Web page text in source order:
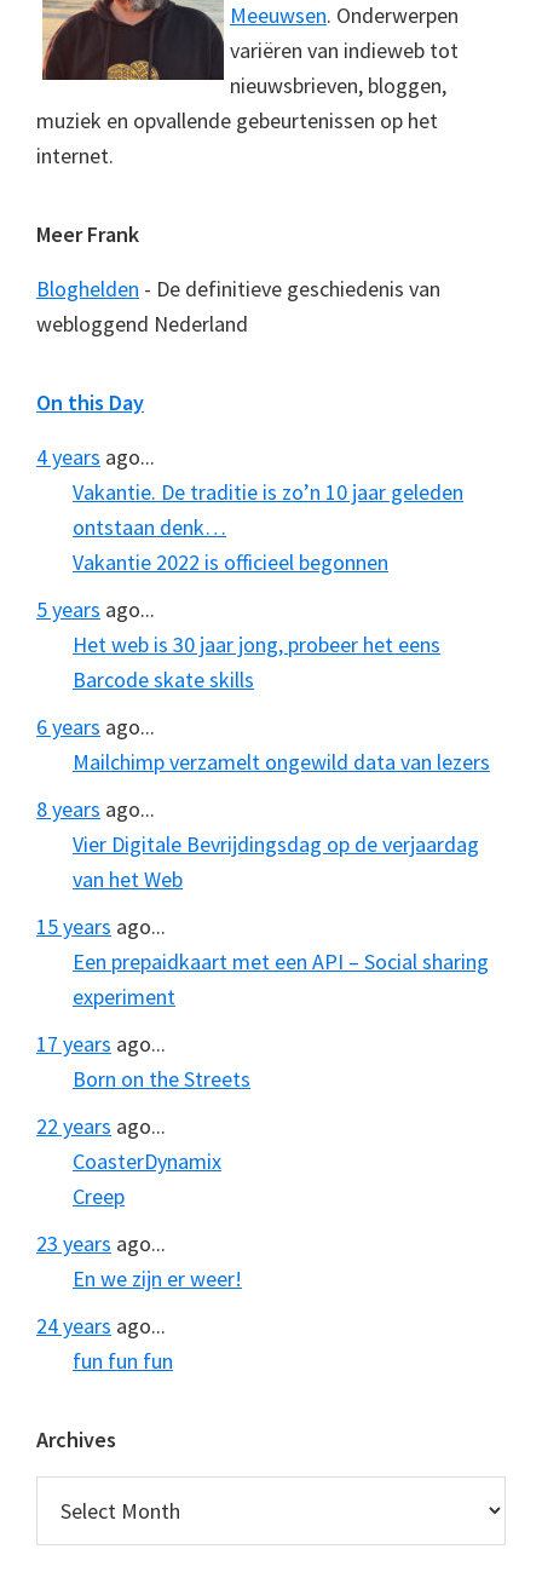
Meeuwsen. Onderwerpen
variëren van indieweb tot
nieuwsbrieven, bloggen,
muziek en opvallende gebeurtenissen op het
internet.
Meer Frank
Bloghelden - De definitieve geschiedenis van
webloggend Nederland
On this Day
4 years ago...
Vakantie. De traditie is zo’n 10 jaar geleden
ontstaan denk…
Vakantie 2022 is officieel begonnen
5 years ago...
Het web is 30 jaar jong, probeer het eens
Barcode skate skills
6 years ago...
Mailchimp verzamelt ongewild data van lezers
8 years ago...
Vier Digitale Bevrijdingsdag op de verjaardag
van het Web
15 years ago...
Een prepaidkaart met een API – Social sharing
experiment
17 years ago...
Born on the Streets
22 years ago...
CoasterDynamix
Creep
23 years ago...
En we zijn er weer!
24 years ago...
fun fun fun
Archives